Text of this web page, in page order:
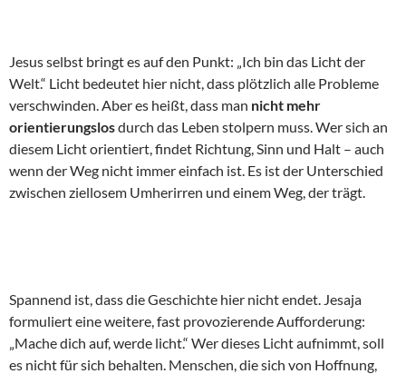
Jesus selbst bringt es auf den Punkt: „Ich bin das Licht der
Welt.“ Licht bedeutet hier nicht, dass plötzlich alle Probleme
verschwinden. Aber es heißt, dass man nicht mehr
orientierungslosdurch das Leben stolpern muss. Wer sich an
diesem Licht orientiert, findet Richtung, Sinn und Halt – auch
wenn der Weg nicht immer einfach ist. Es ist der Unterschied
zwischen ziellosem Umherirren und einem Weg, der trägt.
Spannend ist, dass die Geschichte hier nicht endet. Jesaja
formuliert eine weitere, fast provozierende Aufforderung:
„Mache dich auf, werde licht.“ Wer dieses Licht aufnimmt, soll
es nicht für sich behalten. Menschen, die sich von Hoffnung,